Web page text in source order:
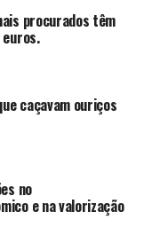
procurados têm
euros.
caçavam ouriços
no
e na valorização